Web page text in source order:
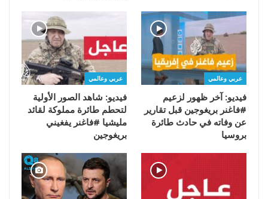
عربي وعالمي
فيديو: آخر ظهور لزعيم
#فاغنر بريغوجين قبل تقارير
عن وفاته في حادث طائرة
بروسيا
عربي وعالمي
فيديو: شاهد الصور الأولية
لتحطم طائرة مملوكة لقائد
مليشيا #فاغنر يفغيني
بريغوجين